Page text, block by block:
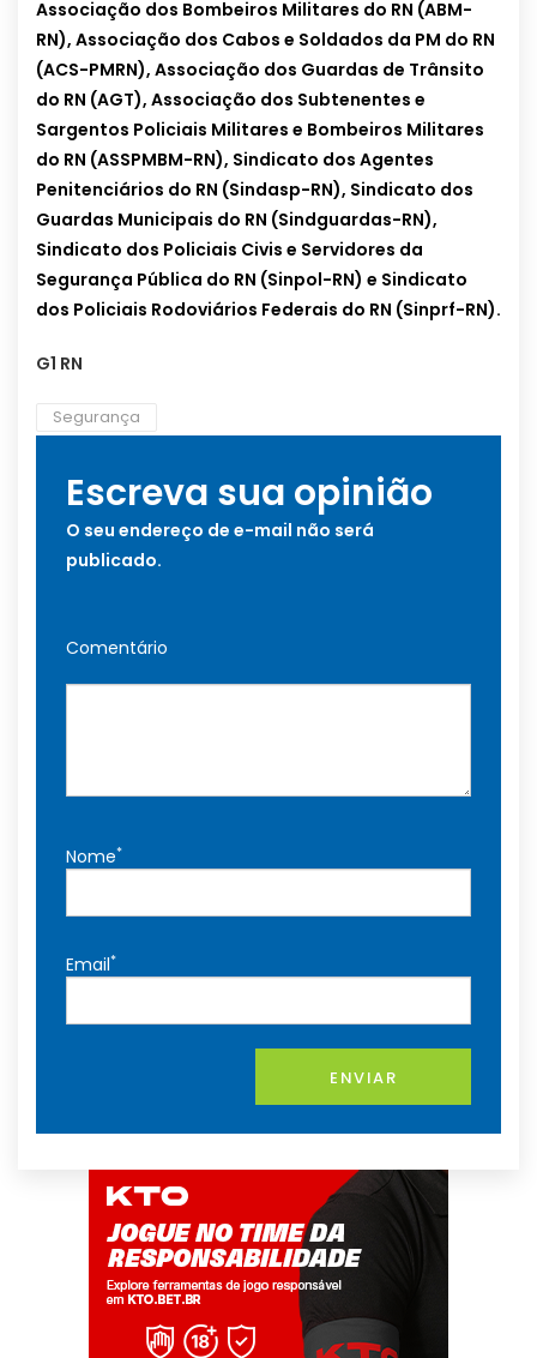
Associação dos Bombeiros Militares do RN (ABM-
RN), Associação dos Cabos e Soldados da PM do RN
(ACS-PMRN), Associação dos Guardas de Trânsito
do RN (AGT), Associação dos Subtenentes e
Sargentos Policiais Militares e Bombeiros Militares
do RN (ASSPMBM-RN), Sindicato dos Agentes
Penitenciários do RN (Sindasp-RN), Sindicato dos
Guardas Municipais do RN (Sindguardas-RN),
Sindicato dos Policiais Civis e Servidores da
Segurança Pública do RN (Sinpol-RN) e Sindicato
dos Policiais Rodoviários Federais do RN (Sinprf-RN).
G1 RN
Segurança
Escreva sua opinião
O seu endereço de e-mail não será
publicado.
Comentário
Nome*
Email*
ENVIAR